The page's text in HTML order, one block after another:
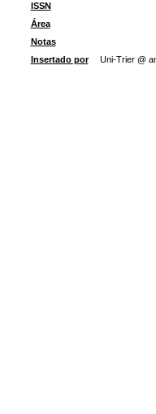
ISSN
Área
Notas
Insertado por
Uni-Trier @